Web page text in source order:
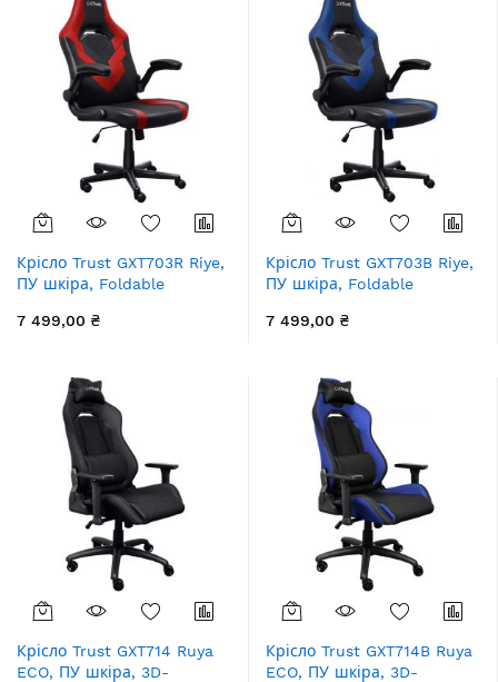
Крісло Trust GXT703R Riye,
ПУ шкіра, Foldable
7 499,00 ₴
Крісло Trust GXT703B Riye,
ПУ шкіра, Foldable
7 499,00 ₴
Крісло Trust GXT714 Ruya
ECO, ПУ шкіра, 3D-
Крісло Trust GXT714B Ruya
ECO, ПУ шкіра, 3D-